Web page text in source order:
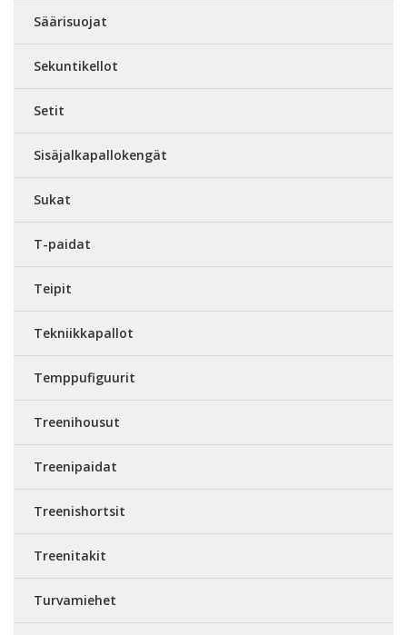
Säärisuojat
Sekuntikellot
Setit
Sisäjalkapallokengät
Sukat
T-paidat
Teipit
Tekniikkapallot
Temppufiguurit
Treenihousut
Treenipaidat
Treenishortsit
Treenitakit
Turvamiehet